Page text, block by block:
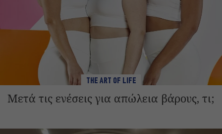
THE ART OF LIFE
Μετά τις ενέσεις για απώλεια βάρους, τι;